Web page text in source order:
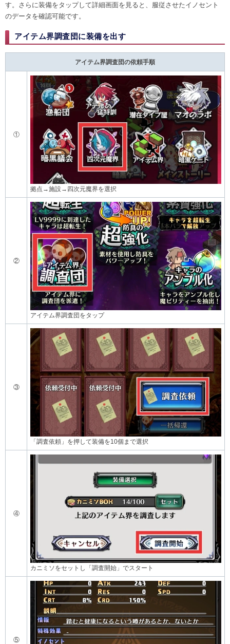
す。さらに装備をタップして詳細画面を見ると、服従させたイノセント
のデータを確認可能です。
アイテム界調査団に装備を出す
アイテム界調査団の依頼手順
①
拠点→施設→四次元魔界を選択
②
アイテム界調査団をタップ
③
「調査依頼」を押して装備を10個まで選択
④
カニミソをセットし「調査開始」でスタート
⑤